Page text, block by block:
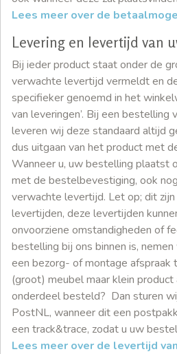
Lees meer over de
Levering en levertijd van
Bij ieder product staat onder de
verwachte levertijd vermeldt en
specifieker genoemd in het
van leveringen’. Bij een bestelling
leveren wij deze standaard altijd
dus uitgaan van het product met
Wanneer u, uw bestelling plaatst
met de bestelbevestiging, ook
verwachte levertijd. Let op; dit
levertijden, deze levertijden
onvoorziene omstandigheden of
bestelling bij ons binnen is,
een bezorg- of montage afspraak
(groot) meubel maar klein
onderdeel besteld? Dan sturen
PostNL, wanneer dit een
een track&trace, zodat u uw
Lees meer over de levertijd